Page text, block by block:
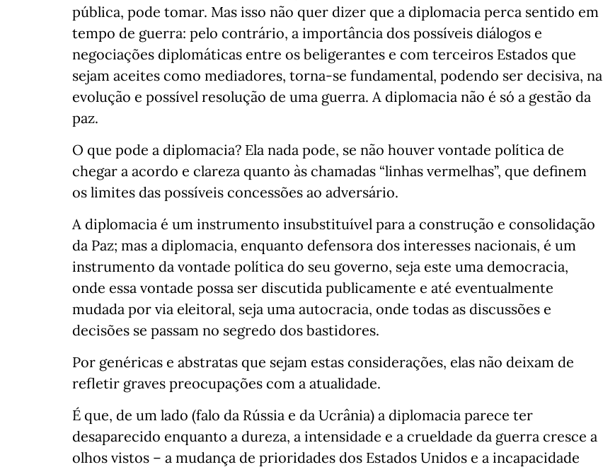
pública, pode tomar. Mas isso não quer dizer que a diplomacia perca sentido em
tempo de guerra: pelo contrário, a importância dos possíveis diálogos e
negociações diplomáticas entre os beligerantes e com terceiros Estados que
sejam aceites como mediadores, torna-se fundamental, podendo ser decisiva, na
evolução e possível resolução de uma guerra. A diplomacia não é só a gestão da
paz.
O que pode a diplomacia? Ela nada pode, se não houver vontade política de
chegar a acordo e clareza quanto às chamadas “linhas vermelhas”, que definem
os limites das possíveis concessões ao adversário.
A diplomacia é um instrumento insubstituível para a construção e consolidação
da Paz; mas a diplomacia, enquanto defensora dos interesses nacionais, é um
instrumento da vontade política do seu governo, seja este uma democracia,
onde essa vontade possa ser discutida publicamente e até eventualmente
mudada por via eleitoral, seja uma autocracia, onde todas as discussões e
decisões se passam no segredo dos bastidores.
Por genéricas e abstratas que sejam estas considerações, elas não deixam de
refletir graves preocupações com a atualidade.
É que, de um lado (falo da Rússia e da Ucrânia) a diplomacia parece ter
desaparecido enquanto a dureza, a intensidade e a crueldade da guerra cresce a
olhos vistos – a mudança de prioridades dos Estados Unidos e a incapacidade